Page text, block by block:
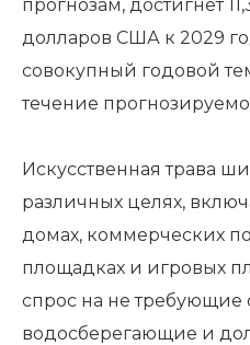
прогнозам, достигнет
долларов США к 2029
совокупный годовой
течение
Искусственная трава
различных целях,
домах, коммерческих
площадках и игровых
спрос на не требующие
водосберегающие и